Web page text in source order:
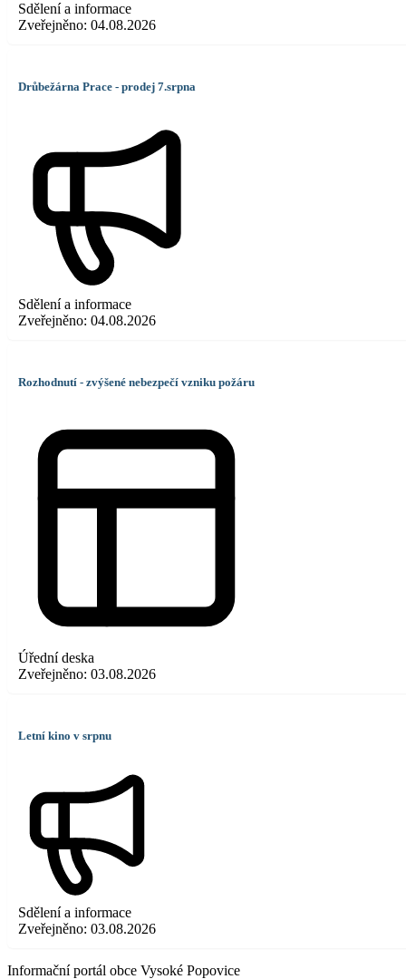
Sdělení a informace
Zveřejněno: 04.08.2026
Drůbežárna Prace - prodej 7.srpna
Sdělení a informace
Zveřejněno: 04.08.2026
Rozhodnutí - zvýšené nebezpečí vzniku požáru
Úřední deska
Zveřejněno: 03.08.2026
Letní kino v srpnu
Sdělení a informace
Zveřejněno: 03.08.2026
Informační portál obce Vysoké Popovice